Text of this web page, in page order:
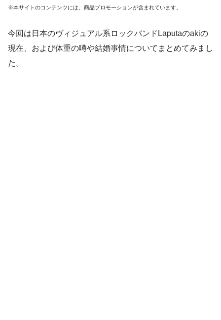
※本サイトのコンテンツには、商品プロモーションが含まれています。
今回は日本のヴィジュアル系ロックバンドLaputaのakiの
現在、および体重の噂や結婚事情についてまとめてみまし
た。